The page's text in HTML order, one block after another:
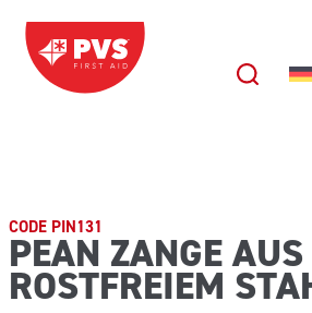
Zum Inhalt springen
Hauptnavigation
CODE PIN131
PEAN ZANGE AUS
ROSTFREIEM